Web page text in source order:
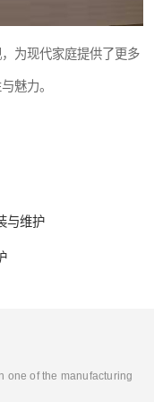
为现代家庭提供了更多
魅力。
与维护
one of the manufacturing